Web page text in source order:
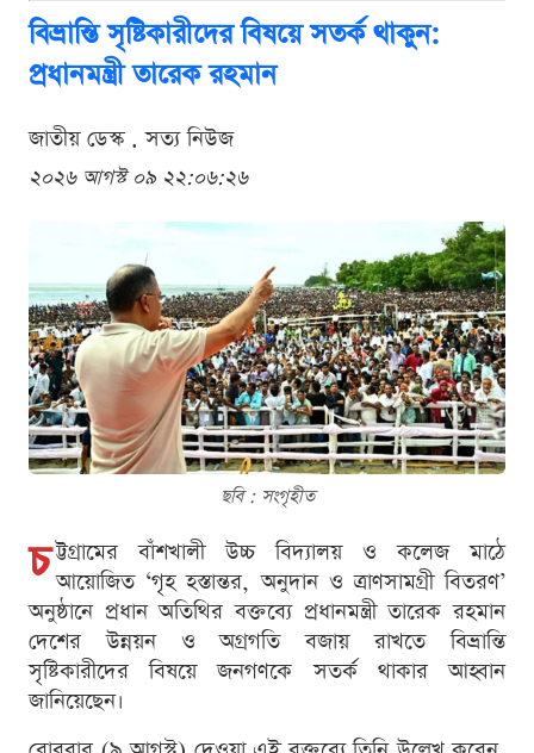
বিভ্রান্তি সৃষ্টিকারীদের বিষয়ে সতর্ক থাকুন:
প্রধানমন্ত্রী তারেক রহমান
জাতীয় ডেস্ক . সত্য নিউজ
২০২৬ আগস্ট ০৯ ২২:০৬:২৬
ছবি : সংগৃহীত
চ ট্টগ্রামের বাঁশখালী উচ্চ বিদ্যালয় ও কলেজ মাঠে
আয়োজিত ‘গৃহ হস্তান্তর, অনুদান ও ত্রাণসামগ্রী বিতরণ’
অনুষ্ঠানে প্রধান অতিথির বক্তব্যে প্রধানমন্ত্রী তারেক রহমান
দেশের উন্নয়ন ও অগ্রগতি বজায় রাখতে বিভ্রান্তি
সৃষ্টিকারীদের বিষয়ে জনগণকে সতর্ক থাকার আহ্বান
জানিয়েছেন।